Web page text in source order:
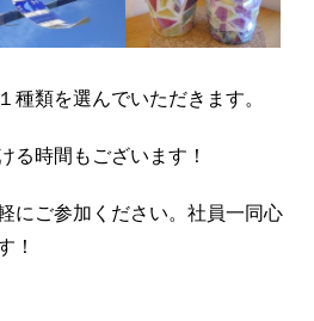
種類を選んでいただきます。
る時間もございます！
にご参加ください。社員一同心
！